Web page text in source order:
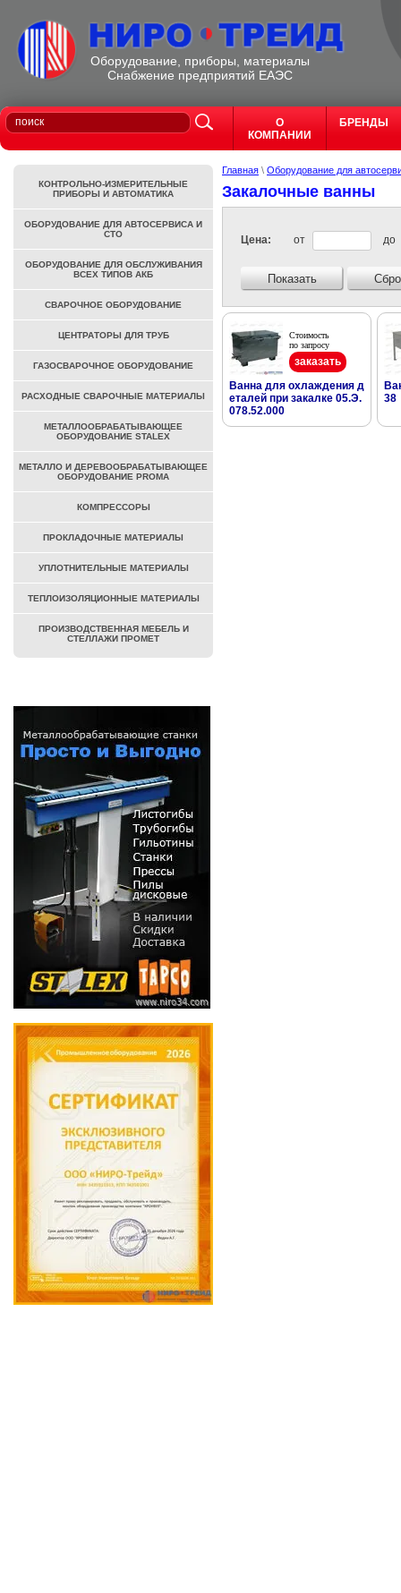
Оборудование, приборы, материалы
Cнабжение предприятий ЕАЭС
О
КОМПАНИИ
БРЕНДЫ
Главная \ Оборудование для
Закалочные ванны
Цена: от до
Показать
Стоимость
по запросу
заказать
Ванна для охлаждения д
еталей при закалке 05.Э.
078.52.000
38
КОНТРОЛЬНО-ИЗМЕРИТЕЛЬНЫЕ
ПРИБОРЫ И АВТОМАТИКА
ОБОРУДОВАНИЕ ДЛЯ АВТОСЕРВИСА И
СТО
ОБОРУДОВАНИЕ ДЛЯ ОБСЛУЖИВАНИЯ
ВСЕХ ТИПОВ АКБ
СВАРОЧНОЕ ОБОРУДОВАНИЕ
ЦЕНТРАТОРЫ ДЛЯ ТРУБ
ГАЗОСВАРОЧНОЕ ОБОРУДОВАНИЕ
РАСХОДНЫЕ СВАРОЧНЫЕ МАТЕРИАЛЫ
МЕТАЛЛООБРАБАТЫВАЮЩЕЕ
ОБОРУДОВАНИЕ STALEX
МЕТАЛЛО И ДЕРЕВООБРАБАТЫВАЮЩЕЕ
ОБОРУДОВАНИЕ PROMA
КОМПРЕССОРЫ
ПРОКЛАДОЧНЫЕ МАТЕРИАЛЫ
УПЛОТНИТЕЛЬНЫЕ МАТЕРИАЛЫ
ТЕПЛОИЗОЛЯЦИОННЫЕ МАТЕРИАЛЫ
ПРОИЗВОДСТВЕННАЯ МЕБЕЛЬ И
СТЕЛЛАЖИ ПРОМЕТ